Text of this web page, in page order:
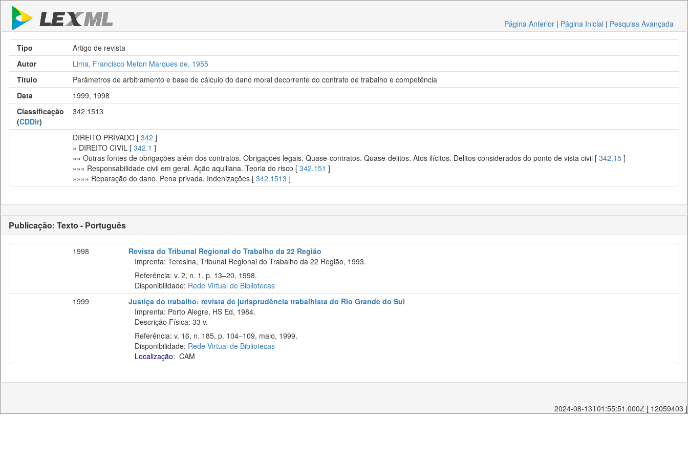
Página Anterior | Página Inicial | Pesquisa Avançada
Tipo
Artigo de revista
Autor
Lima, Francisco Meton Marques de, 1955
Título
Parâmetros de arbitramento e base de cálculo do dano moral decorrente do contrato de trabalho e competência
Data
1999, 1998
Classificação
(CDDir)
342.1513
DIREITO PRIVADO [ 342 ]
» DIREITO CIVIL [ 342.1 ]
»» Outras fontes de obrigações além dos contratos. Obrigações legais. Quase-contratos. Quase-delitos. Atos ilícitos. Delitos considerados do ponto de vista civil [ 342.15 ]
»»» Responsabilidade civil em geral. Ação aquiliana. Teoria do risco [ 342.151 ]
»»»» Reparação do dano. Pena privada. Indenizações [ 342.1513 ]
Publicação: Texto - Português
1998
Revista do Tribunal Regional do Trabalho da 22 Região
Imprenta: Teresina, Tribunal Regional do Trabalho da 22 Região, 1993.
Referência: v. 2, n. 1, p. 13–20, 1998.
Disponibilidade: Rede Virtual de Bibliotecas
1999
Justiça do trabalho: revista de jurisprudência trabalhista do Rio Grande do Sul
Imprenta: Porto Alegre, HS Ed, 1984.
Descrição Física: 33 v.
Referência: v. 16, n. 185, p. 104–109, maio, 1999.
Disponibilidade: Rede Virtual de Bibliotecas
Localização: CAM
2024-08-13T01:55:51.000Z [ 12059403 ]